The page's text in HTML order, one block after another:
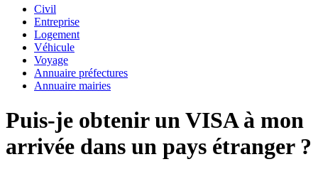
Civil
Entreprise
Logement
Véhicule
Voyage
Annuaire préfectures
Annuaire mairies
Puis-je obtenir un VISA à mon
arrivée dans un pays étranger ?